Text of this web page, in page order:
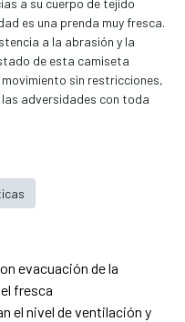
es una prenda muy fresca.
a la abrasión y la
de esta camiseta
sin restricciones,
adversidades con toda
evacuación de la
fresca
el nivel de ventilación y